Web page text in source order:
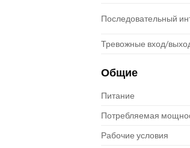
Последовательный
Тревожные вход/
Общие
Питание
Потребляемая
Рабочие условия